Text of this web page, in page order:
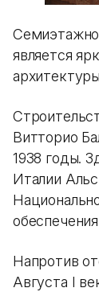
является
Витторио
1938 годы.
Италии
Напротив
Августа I